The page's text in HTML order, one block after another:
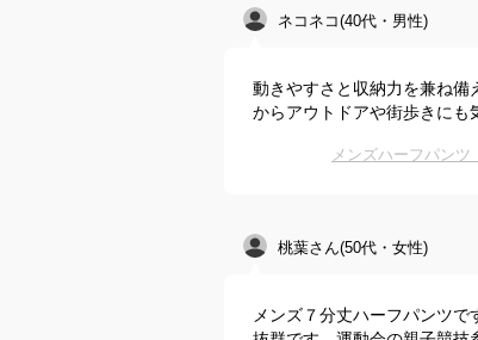
ネコネコ(40代・男性)
動きやすさと収納力を兼ね備
からアウトドアや街歩きにも
メンズハーフパンツ
桃葉さん(50代・女性)
メンズ７分丈ハーフパンツ